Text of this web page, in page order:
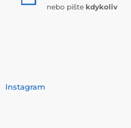
nebo pište kdykoliv
Instagram